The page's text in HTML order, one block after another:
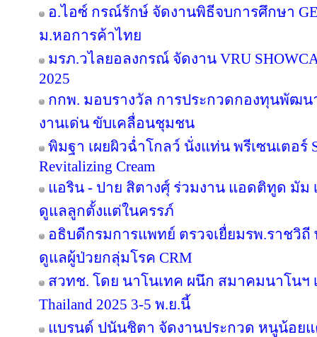
อ.ไอซ์ กรณ์รักษ์ จัดงานพิธีจบการศึกษา
ม.หอการค้าไทย
มรภ.วไลยอลงกรณ์ จัดงาน VRU
2025
กกพ. มอบรางวัล การประกวดกองทุนพัฒน
งานเด่น ขับเคลื่อนชุมชน
พิมฐา เผยผิวฉ่ำโกลว์ นั่งแท่น พรีเซนเตอร์
Revitalizing Cream
แอริน - ปาย สิตางศุ์ ร่วมงาน แอดติทูด มัม
ดูแลลูกตั้งแต่ในครรภ์
อธิบดีกรมการแพทย์ ตรวจเยื่ยมรพ.ราชวิ
ดูแลผู้ป่วยกลุ่มโรค CRM
สวทช. โดย นาโนเทค ผนึก สมาคมนาโนฯ
Thailand 2025 3-5 พ.ย.นี้
แบรนด์ ปนันชิตา จัดงานประกวด หนูน้อยแ